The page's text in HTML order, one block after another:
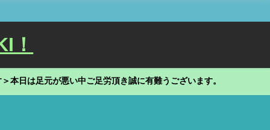
！
本日は足元が悪い中ご足労頂き誠に有難うございます。